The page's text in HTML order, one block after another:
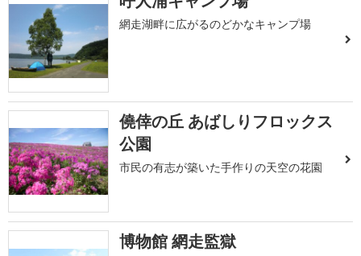
網走湖畔に広がるのどかなキャンプ場
僥倖の丘 あばしりフロックス
公園
市民の有志が築いた手作りの天空の花園
博物館 網走監獄